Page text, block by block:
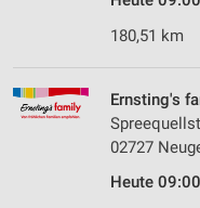
180,51 km
Ernsting's
02727
Heute